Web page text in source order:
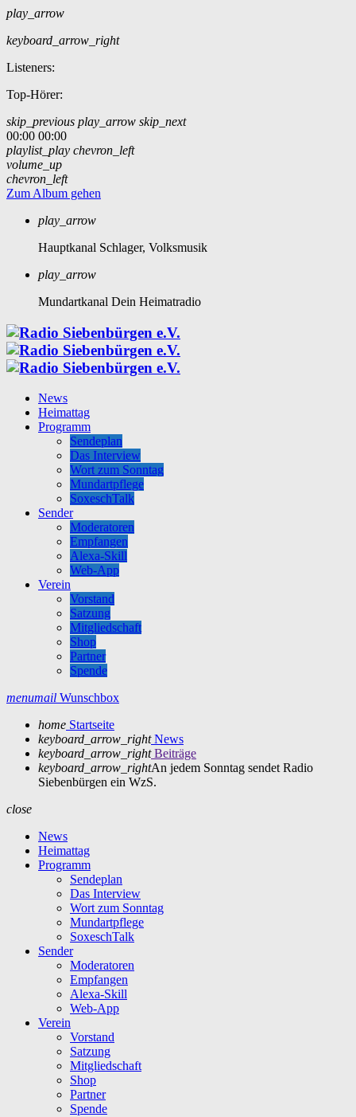
play_arrow
keyboard_arrow_right
Listeners:
Top-Hörer:
skip_previous play_arrow skip_next
00:00 00:00
playlist_play chevron_left
volume_up
chevron_left
Zum Album gehen
play_arrow
Hauptkanal Schlager, Volksmusik
play_arrow
Mundartkanal Dein Heimatradio
News
Heimattag
Programm
Sendeplan
Das Interview
Wort zum Sonntag
Mundartpflege
SoxeschTalk
Sender
Moderatoren
Empfangen
Alexa-Skill
Web-App
Verein
Vorstand
Satzung
Mitgliedschaft
Shop
Partner
Spende
menumail Wunschbox
home Startseite
keyboard_arrow_right News
keyboard_arrow_right Beiträge
keyboard_arrow_rightAn jedem Sonntag sendet Radio
Siebenbürgen ein WzS.
close
News
Heimattag
Programm
Sendeplan
Das Interview
Wort zum Sonntag
Mundartpflege
SoxeschTalk
Sender
Moderatoren
Empfangen
Alexa-Skill
Web-App
Verein
Vorstand
Satzung
Mitgliedschaft
Shop
Partner
Spende